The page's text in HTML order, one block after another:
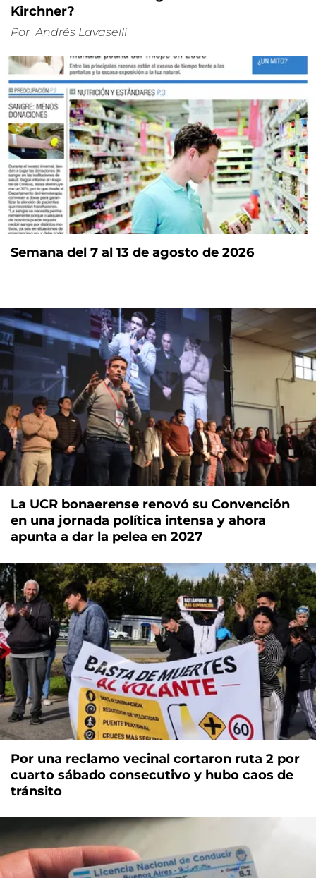
Kirchner?
Por Andrés Lavaselli
Semana del 7 al 13 de agosto de 2026
La UCR bonaerense renovó su Convención
en una jornada política intensa y ahora
apunta a dar la pelea en 2027
Por una reclamo vecinal cortaron ruta 2 por
cuarto sábado consecutivo y hubo caos de
tránsito